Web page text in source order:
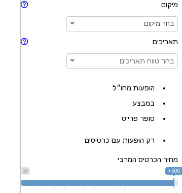
מיקום
תאריכים
הופעות מחו״ל
במבצע
סופר פרייס
רק הופעות עם כרטיסים
מחיר הכרטיס המרבי
50 500+